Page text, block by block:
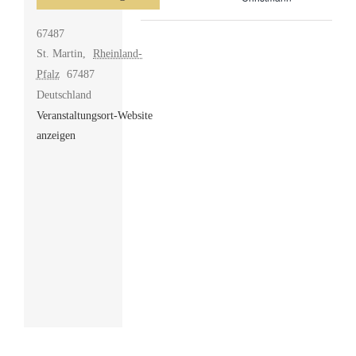
67487
St. Martin
Rheinland-
Pfalz
67487
Deutschland
Veranstaltungsort-Website
anzeigen